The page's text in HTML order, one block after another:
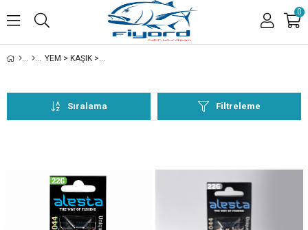
0
YEM > KAŞIK > PULEX > 22G
Filtreleme
Sıralama